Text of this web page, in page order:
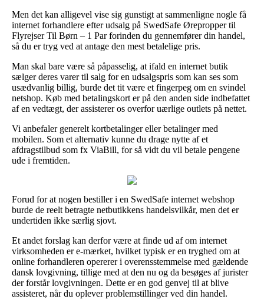
Men det kan alligevel vise sig gunstigt at sammenligne nogle få
internet forhandlere efter udsalg på SwedSafe Ørepropper til
Flyrejser Til Børn – 1 Par forinden du gennemfører din handel,
så du er tryg ved at antage den mest betalelige pris.
Man skal bare være så påpasselig, at ifald en internet butik
sælger deres varer til salg for en udsalgspris som kan ses som
usædvanlig billig, burde det tit være et fingerpeg om en svindel
netshop. Køb med betalingskort er på den anden side indbefattet
af en vedtægt, der assisterer os overfor uærlige outlets på nettet.
Vi anbefaler generelt kortbetalinger eller betalinger med
mobilen. Som et alternativ kunne du drage nytte af et
afdragstilbud som fx ViaBill, for så vidt du vil betale pengene
ude i fremtiden.
Forud for at nogen bestiller i en SwedSafe internet webshop
burde de reelt betragte netbutikkens handelsvilkår, men det er
undertiden ikke særlig sjovt.
Et andet forslag kan derfor være at finde ud af om internet
virksomheden er e-mærket, hvilket typisk er en tryghed om at
online forhandleren opererer i overensstemmelse med gældende
dansk lovgivning, tillige med at den nu og da besøges af jurister
der forstår lovgivningen. Dette er en god genvej til at blive
assisteret, når du oplever problemstillinger ved din handel.